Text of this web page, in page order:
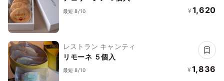
最短 8/10 ¥ 1,620
レストラン キャンティ
リモーネ ５個入
最短 8/10 ¥ 1,836